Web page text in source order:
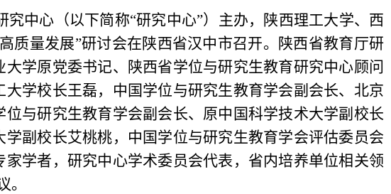
中心（以下简称“研究中心”）主办，陕西理工大学、西
质量发展”研讨会在陕西省汉中市召开。陕西省教育厅研
学原党委书记、陕西省学位与研究生教育研究中心顾问
学校长王磊，中国学位与研究生教育学会副会长、北京
与研究生教育学会副会长、原中国科学技术大学副校长
副校长艾桃桃，中国学位与研究生教育学会评估委员会
学者，研究中心学术委员会代表，省内培养单位相关领
。